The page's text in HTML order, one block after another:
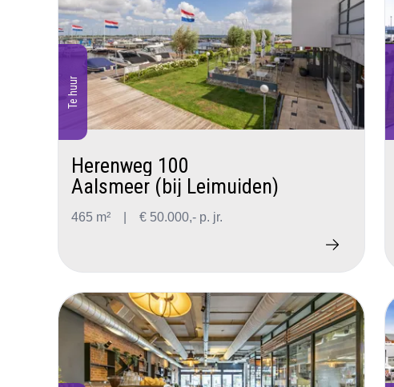
Te huur
Herenweg 100
Aalsmeer (bij Leimuiden)
465 m² € 50.000,- p. jr.